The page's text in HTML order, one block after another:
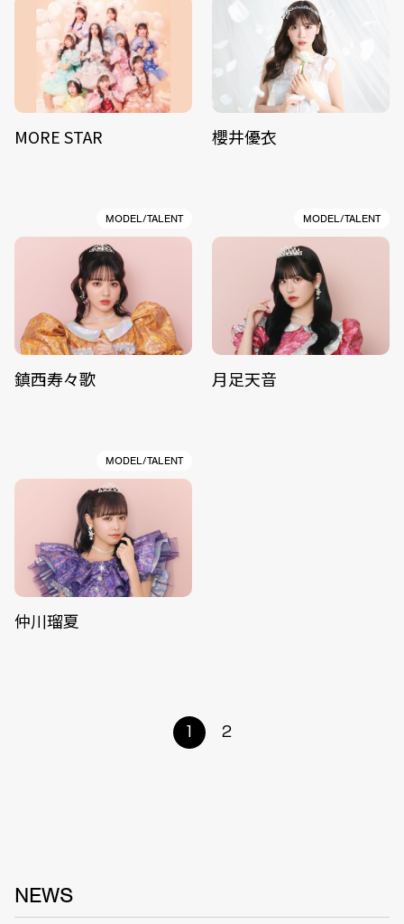
MORE STAR 櫻井優衣
MODEL/TALENT
鎮西寿々歌
MODEL/TALENT
月足天音
MODEL/TALENT
仲川瑠夏
1 2
NEWS